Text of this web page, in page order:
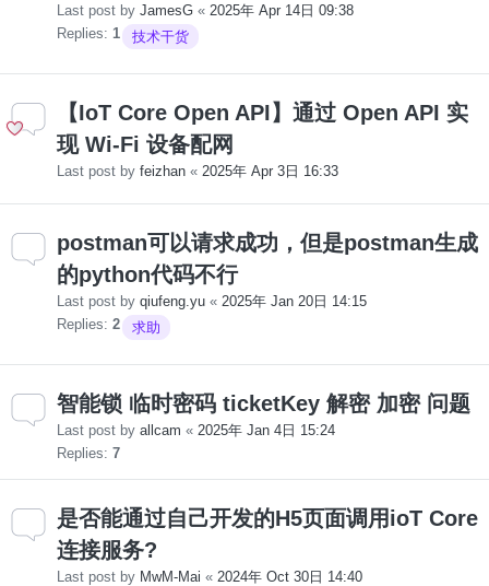
Last post by JamesG « 2025年 Apr 14日 09:38
Replies: 1 技术干货
【IoT Core Open API】通过 Open API 实
现 Wi-Fi 设备配网
Last post by feizhan « 2025年 Apr 3日 16:33
postman可以请求成功，但是postman生成
的python代码不行
Last post by qiufeng.yu « 2025年 Jan 20日 14:15
Replies: 2 求助
智能锁 临时密码 ticketKey 解密 加密 问题
Last post by allcam « 2025年 Jan 4日 15:24
Replies: 7
是否能通过自己开发的H5页面调用ioT Core
连接服务?
Last post by MwM-Mai « 2024年 Oct 30日 14:40